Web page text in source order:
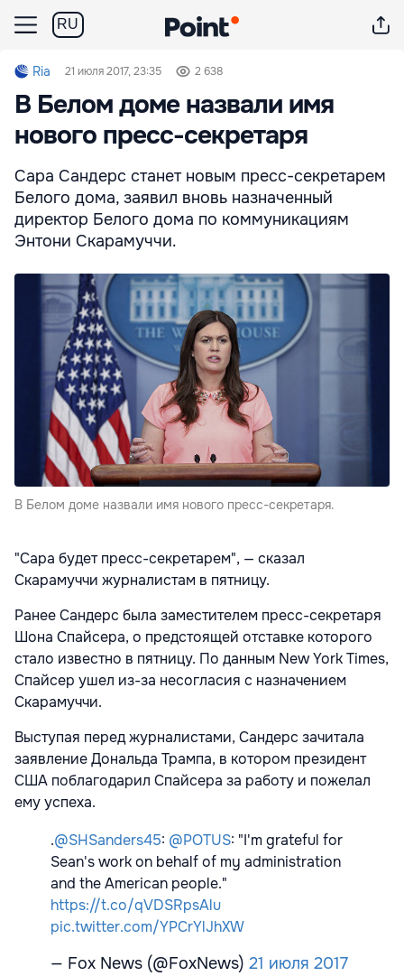
RU
Ria 21 июля 2017, 23:35 2 638
В Белом доме назвали имя
нового пресс-секретаря
Сара Сандерс станет новым пресс-секретарем
Белого дома, заявил вновь назначенный
директор Белого дома по коммуникациям
Энтони Скарамуччи.
В Белом доме назвали имя нового пресс-секретаря.
"Сара будет пресс-секретарем", — сказал
Скарамуччи журналистам в пятницу.
Ранее Сандерс была заместителем пресс-секретаря
Шона Спайсера, о предстоящей отставке которого
стало известно в пятницу. По данным New York Times,
Спайсер ушел из-за несогласия с назначением
Скарамуччи.
Выступая перед журналистами, Сандерс зачитала
заявление Дональда Трампа, в котором президент
США поблагодарил Спайсера за работу и пожелал
ему успеха.
.@SHSanders45: @POTUS: "I'm grateful for
Sean's work on behalf of my administration
and the American people."
https://t.co/qVDSRpsAlu
pic.twitter.com/YPCrYlJhXW
— Fox News (@FoxNews) 21 июля 2017